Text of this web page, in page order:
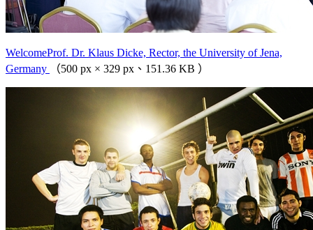
WelcomeProf. Dr. Klaus Dicke, Rector, the University of Jena,
Germany
（500 px × 329 px、151.36 KB ）